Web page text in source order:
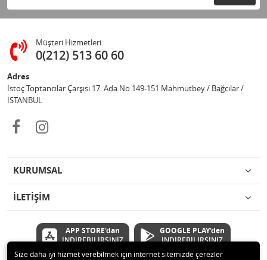
Müşteri Hizmetleri
0(212) 513 60 60
Adres
İstoç Toptancılar Çarşısı 17. Ada No:149-151 Mahmutbey / Bağcılar /
İSTANBUL
KURUMSAL
İLETİŞİM
APP STORE'dan
İNDİREBİLİRSİNİZ
GOOGLE PLAY'den
İNDİREBİLİRSİNİZ
Size daha iyi hizmet verebilmek için internet sitemizde çerezler